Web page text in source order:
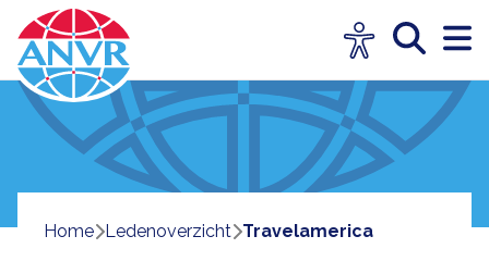
Home ledenoverzicht Travelamerica